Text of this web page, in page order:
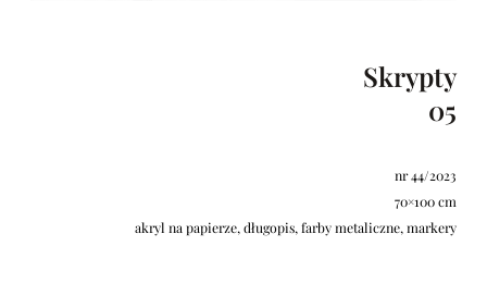
Skrypty
05
nr 44/2023
70×100 cm
akryl na papierze, długopis, farby metaliczne, markery